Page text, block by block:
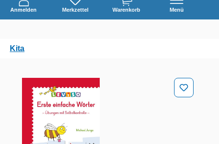
Anmelden Merkzettel Warenkorb Menü
Kita